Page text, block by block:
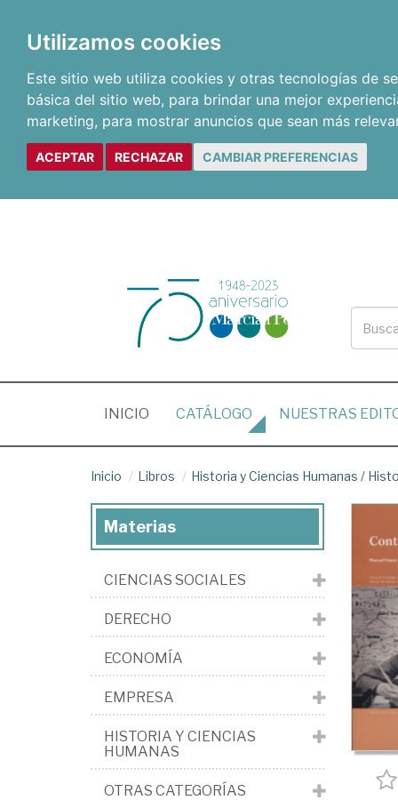
Utilizamos cookies
Este sitio web utiliza cookies y otras tecnologías de
básica del sitio web, para brindar una mejor
marketing, para mostrar anuncios que sean más
ACEPTAR RECHAZAR CAMBIAR PREFERENCIAS
INICIO (CURRENT)
CATÁLOGO NUESTRAS
Inicio Libros Historia y Ciencias Humanas /
Materias
CIENCIAS SOCIALES
DERECHO
ECONOMÍA
EMPRESA
HISTORIA Y CIENCIAS
HUMANAS
OTRAS CATEGORÍAS